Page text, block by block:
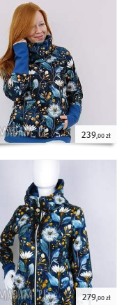
239,00 zł
279,00 zł